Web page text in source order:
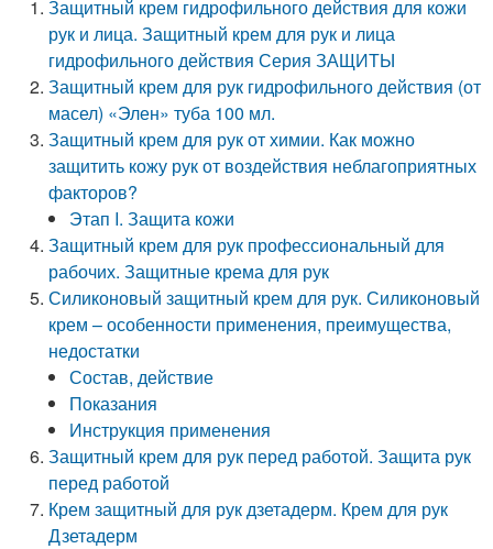
Защитный крем гидрофильного действия для кожи
рук и лица. Защитный крем для рук и лица
гидрофильного действия Серия ЗАЩИТЫ
Защитный крем для рук гидрофильного действия (от
масел) «Элен» туба 100 мл.
Защитный крем для рук от химии. Как можно
защитить кожу рук от воздействия неблагоприятных
факторов?
Этап I. Защита кожи
Защитный крем для рук профессиональный для
рабочих. Защитные крема для рук
Силиконовый защитный крем для рук. Силиконовый
крем – особенности применения, преимущества,
недостатки
Состав, действие
Показания
Инструкция применения
Защитный крем для рук перед работой. Защита рук
перед работой
Крем защитный для рук дзетадерм. Крем для рук
Дзетадерм